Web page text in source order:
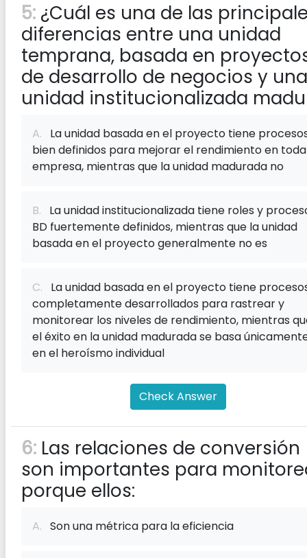
5: ¿Cuál es una de las
diferencias entre una unidad
temprana, basada en
de desarrollo de negocios y una
unidad institucionalizada
A. La unidad basada en el proyecto tiene
bien definidos para mejorar el rendimiento en
empresa, mientras que la unidad madurada no
B. La unidad institucionalizada tiene roles y
BD fuertemente definidos, mientras que la unidad
basada en el proyecto generalmente no es
C. La unidad basada en el proyecto tiene
completamente desarrollados para rastrear y
monitorear los niveles de rendimiento, mientras
el éxito en la unidad madurada se basa
en el heroísmo individual
Check Answer
6: Las relaciones de conversión
son importantes para
porque ellos:
A. Son una métrica para la eficiencia